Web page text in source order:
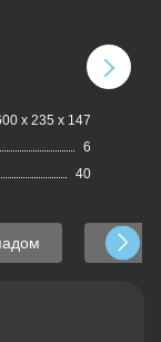
x 235 x 147
6
40
С